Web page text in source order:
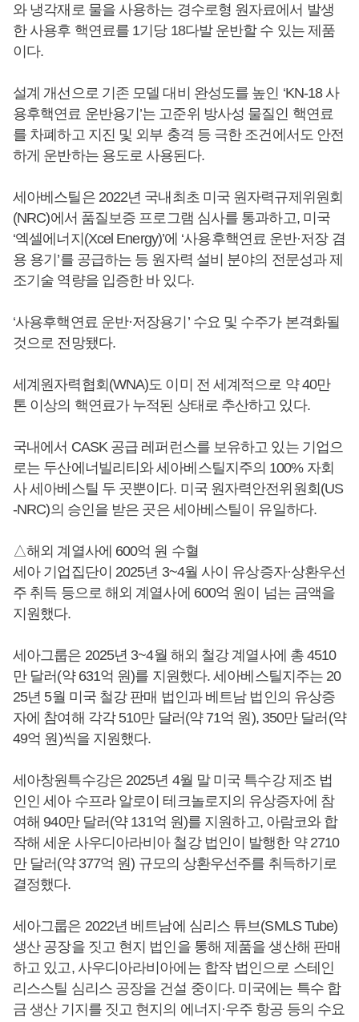
와 냉각재로 물을 사용하는 경수로형 원자료에서 발생
한 사용후 핵연료를 1기당 18다발 운반할 수 있는 제품
이다.
설계 개선으로 기존 모델 대비 완성도를 높인 ‘KN-18 사
용후핵연료 운반용기’는 고준위 방사성 물질인 핵연료
를 차폐하고 지진 및 외부 충격 등 극한 조건에서도 안전
하게 운반하는 용도로 사용된다.
세아베스틸은 2022년 국내최초 미국 원자력규제위원회
(NRC)에서 품질보증 프로그램 심사를 통과하고, 미국
‘엑셀에너지(Xcel Energy)’에 ‘사용후핵연료 운반·저장 겸
용 용기’를 공급하는 등 원자력 설비 분야의 전문성과 제
조기술 역량을 입증한 바 있다.
‘사용후핵연료 운반·저장용기’ 수요 및 수주가 본격화될
것으로 전망됐다.
세계원자력협회(WNA)도 이미 전 세계적으로 약 40만
톤 이상의 핵연료가 누적된 상태로 추산하고 있다.
국내에서 CASK 공급 레퍼런스를 보유하고 있는 기업으
로는 두산에너빌리티와 세아베스틸지주의 100% 자회
사 세아베스틸 두 곳뿐이다. 미국 원자력안전위원회(US
-NRC)의 승인을 받은 곳은 세아베스틸이 유일하다.
△해외 계열사에 600억 원 수혈
세아 기업집단이 2025년 3~4월 사이 유상증자·상환우선
주 취득 등으로 해외 계열사에 600억 원이 넘는 금액을
지원했다.
세아그룹은 2025년 3~4월 해외 철강 계열사에 총 4510
만 달러(약 631억 원)를 지원했다. 세아베스틸지주는 20
25년 5월 미국 철강 판매 법인과 베트남 법인의 유상증
자에 참여해 각각 510만 달러(약 71억 원), 350만 달러(약
49억 원)씩을 지원했다.
세아창원특수강은 2025년 4월 말 미국 특수강 제조 법
인인 세아 수프라 알로이 테크놀로지의 유상증자에 참
여해 940만 달러(약 131억 원)를 지원하고, 아람코와 합
작해 세운 사우디아라비아 철강 법인이 발행한 약 2710
만 달러(약 377억 원) 규모의 상환우선주를 취득하기로
결정했다.
세아그룹은 2022년 베트남에 심리스 튜브(SMLS Tube)
생산 공장을 짓고 현지 법인을 통해 제품을 생산해 판매
하고 있고, 사우디아라비아에는 합작 법인으로 스테인
리스스틸 심리스 공장을 건설 중이다. 미국에는 특수 합
금 생산 기지를 짓고 현지의 에너지·우주 항공 등의 수요